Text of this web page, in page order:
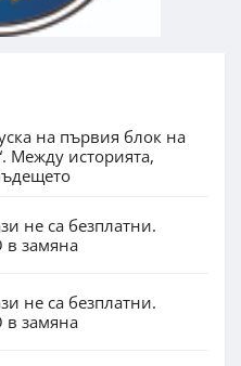
на първия блок на
Между историята,
не са безплатни.
в замяна
не са безплатни.
в замяна